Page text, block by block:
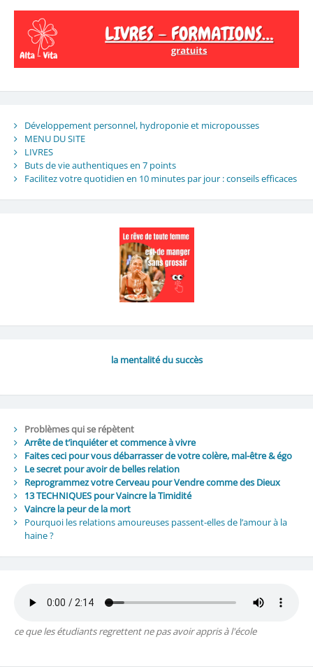
Développement personnel, hydroponie et micropousses
MENU DU SITE
LIVRES
Buts de vie authentiques en 7 points
Facilitez votre quotidien en 10 minutes par jour : conseils efficaces
la mentalité du succès
Problèmes qui se répètent
Arrête de t’inquiéter et commence à vivre
Faites ceci pour vous débarrasser de votre colère, mal-être & égo
Le secret pour avoir de belles relation
Reprogrammez votre Cerveau pour Vendre comme des Dieux
13 TECHNIQUES pour Vaincre la Timidité
Vaincre la peur de la mort
Pourquoi les relations amoureuses passent-elles de l’amour à la
haine ?
ce que les étudiants regrettent ne pas avoir appris à l'école